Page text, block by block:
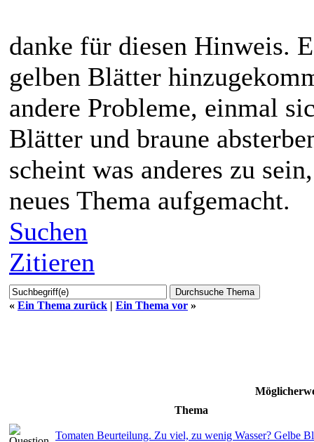
danke für diesen Hinweis.
gelben Blätter
andere Probleme, einmal
Blätter und braune
scheint was anderes zu
neues Thema aufgemacht.
Suchen
Zitieren
« Ein Thema zurück | Ein Thema vor »
Thema
Tomaten Beurteilung. Zu viel, zu wenig Wasser? Gelbe